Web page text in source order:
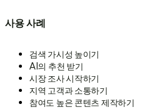
사용 사례
검색 가시성 높이기
AI의 추천 받기
시장 조사 시작하기
지역 고객과 소통하기
참여도 높은 콘텐츠 제작하기